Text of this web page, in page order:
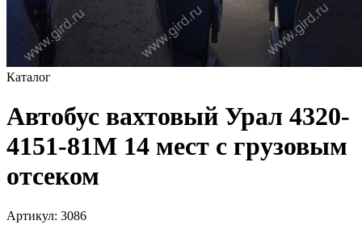
Каталог
Автобус вахтовый Урал 4320-
4151-81М 14 мест с грузовым
отсеком
Артикул: 3086